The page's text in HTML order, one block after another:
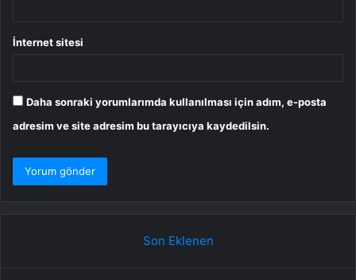
İnternet sitesi
Daha sonraki yorumlarımda kullanılması için adım, e-posta
adresim ve site adresim bu tarayıcıya kaydedilsin.
Son Eklenen